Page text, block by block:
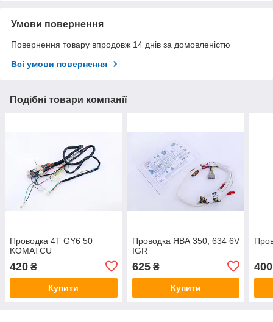
Умови повернення
Повернення товару впродовж 14 днів за домовленістю
Всі умови повернення
Подібні товари компанії
Проводка 4T GY6 50
KOMATCU
420 ₴
Купити
Проводка ЯВА 350, 634 6V
IGR
625₴
Купити
400